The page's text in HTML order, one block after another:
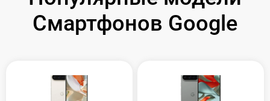
Смартфонов Google